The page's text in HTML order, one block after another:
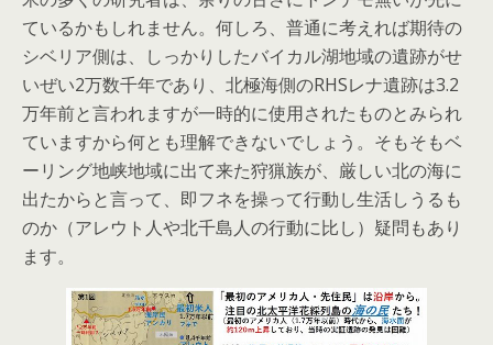
ているかもしれません。何しろ、普通に考えれば期待の
シベリア側は、しっかりしたバイカル湖地域の遺跡がせ
いぜい2万数千年であり、北極海側のRHSレナ遺跡は3.2
万年前と言われますが一時的に使用されたものとみられ
ていますから何とも理解できないでしょう。そもそもベ
ーリング地峡地域に出て来た狩猟族が、厳しい北の海に
出たからと言って、即フネを操って行動し生活しうるも
のか（アレウト人や北千島人の行動に比し）疑問もあり
ます。